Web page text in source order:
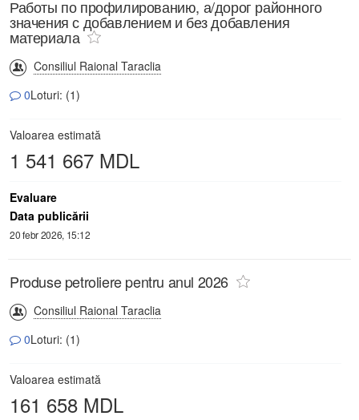
Работы по профилированию, а/дорог районного
значения с добавлением и без добавления
материала
Consiliul Raional Taraclia
0Loturi: (1)
Valoarea estimată
1 541 667 MDL
Evaluare
Data publicării
20 febr 2026, 15:12
Produse petroliere pentru anul 2026
Consiliul Raional Taraclia
0Loturi: (1)
Valoarea estimată
161 658 MDL